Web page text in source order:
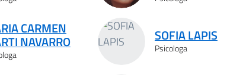
CARMEN
NAVARRO SOFIA LAPIS
Psicologa